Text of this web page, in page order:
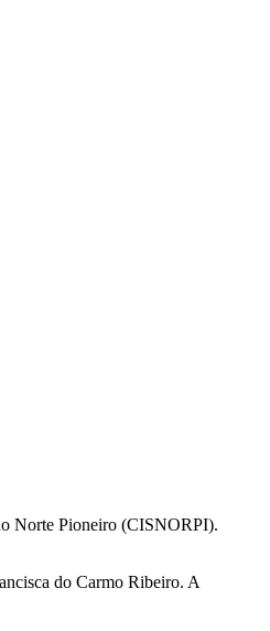
Norte Pioneiro (CISNORPI).
do Carmo Ribeiro. A